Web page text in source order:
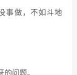
事做，不如斗地
问题。